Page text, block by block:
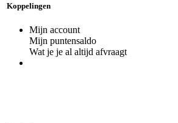
Koppelingen
Mijn account
Mijn puntensaldo
Wat je je al altijd afvraagt